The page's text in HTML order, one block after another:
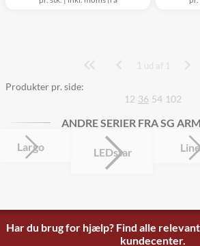
Side
1 ud af 1
Produkter pr. side:
12 36 54 102
ANDRE SERIER FRA SG
Largo
LEDstar
Har du brug for hjælp? Find alle
kundecenter.